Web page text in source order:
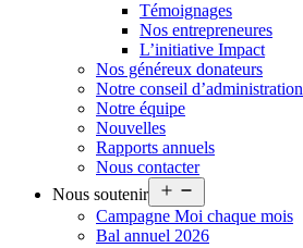
Témoignages
Nos entrepreneures
L’initiative Impact
Nos généreux donateurs
Notre conseil d’administration
Notre équipe
Nouvelles
Rapports annuels
Nous contacter
Nous soutenir
le
menu
Campagne Moi chaque mois
Bal annuel 2026